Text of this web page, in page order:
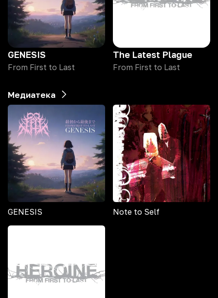
GENESIS
From First to Last
The Latest Plague
From First to Last
Медиатека
GENESIS Note to Self